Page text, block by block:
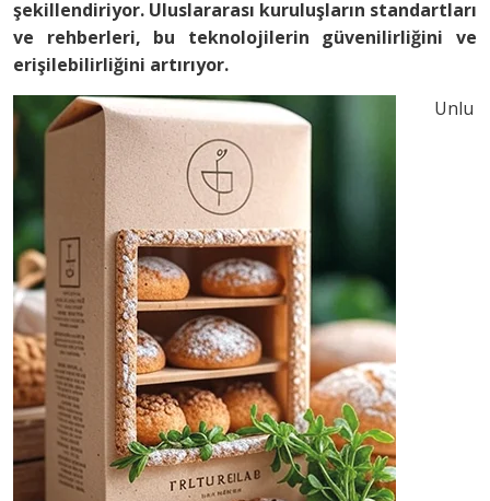
şekillendiriyor. Uluslararası kuruluşların standartları
ve rehberleri, bu teknolojilerin güvenilirliğini ve
erişilebilirliğini artırıyor.
Unlu